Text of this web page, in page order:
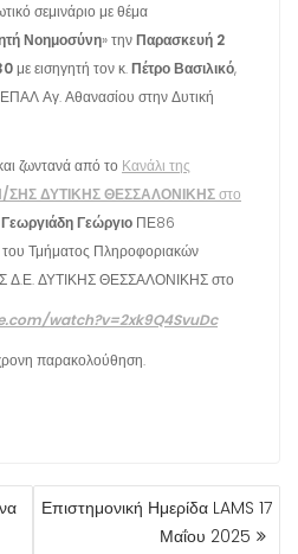
σεμινάριο με θέμα
Νοημοσύνη» τηνΠαρασκευή 2
με εισηγητή τον κ.Πέτρο Βασιλικό,
Αγ. Αθανασίου στην Δυτική
ζωντανά από το Κανάλι της
ΔΥΤΙΚΗΣ ΘΕΣΣΑΛΟΝΙΚΗΣστο
Γεωργιάδη Γεώργιο ΠΕ86
Τμήματος Πληροφοριακών
Δ.Ε. ΔΥΤΙΚΗΣ ΘΕΣΣΑΛΟΝΙΚΗΣ στο
watch?v=2xk9Q4SvuDc
παρακολούθηση.
Επιστημονική Ημερίδα LAMS 17
Μαΐου 2025